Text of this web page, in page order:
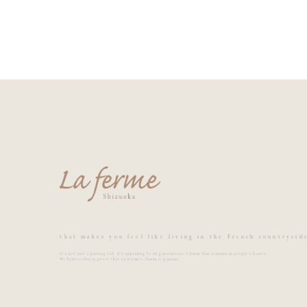
that makes you feel like living in the French countryside
It's not just a passing fad, it's appealing to all generations. Charm that remains in people's hearts.
We believe this is proof that La Ferme's charm is genuine.